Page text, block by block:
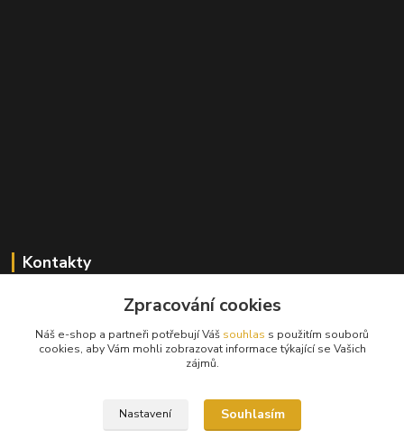
Kontakty
+420 603 824 940
info@hifibazar.online
Zpracování cookies
Náš e-shop a partneři potřebují Váš souhlas s použitím souborů
cookies, aby Vám mohli zobrazovat informace týkající se Vašich
zájmů.
Nastavení Souhlasím